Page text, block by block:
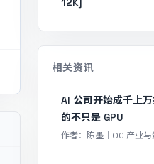
相关资讯
AI 公司开始成千上
的不只是 GPU
作者：陈墨｜OC 产业